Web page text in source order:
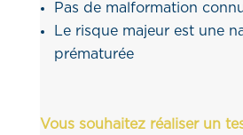
Pas de malformation
Le risque majeur est une
prématurée
Vous souhaitez réaliser un